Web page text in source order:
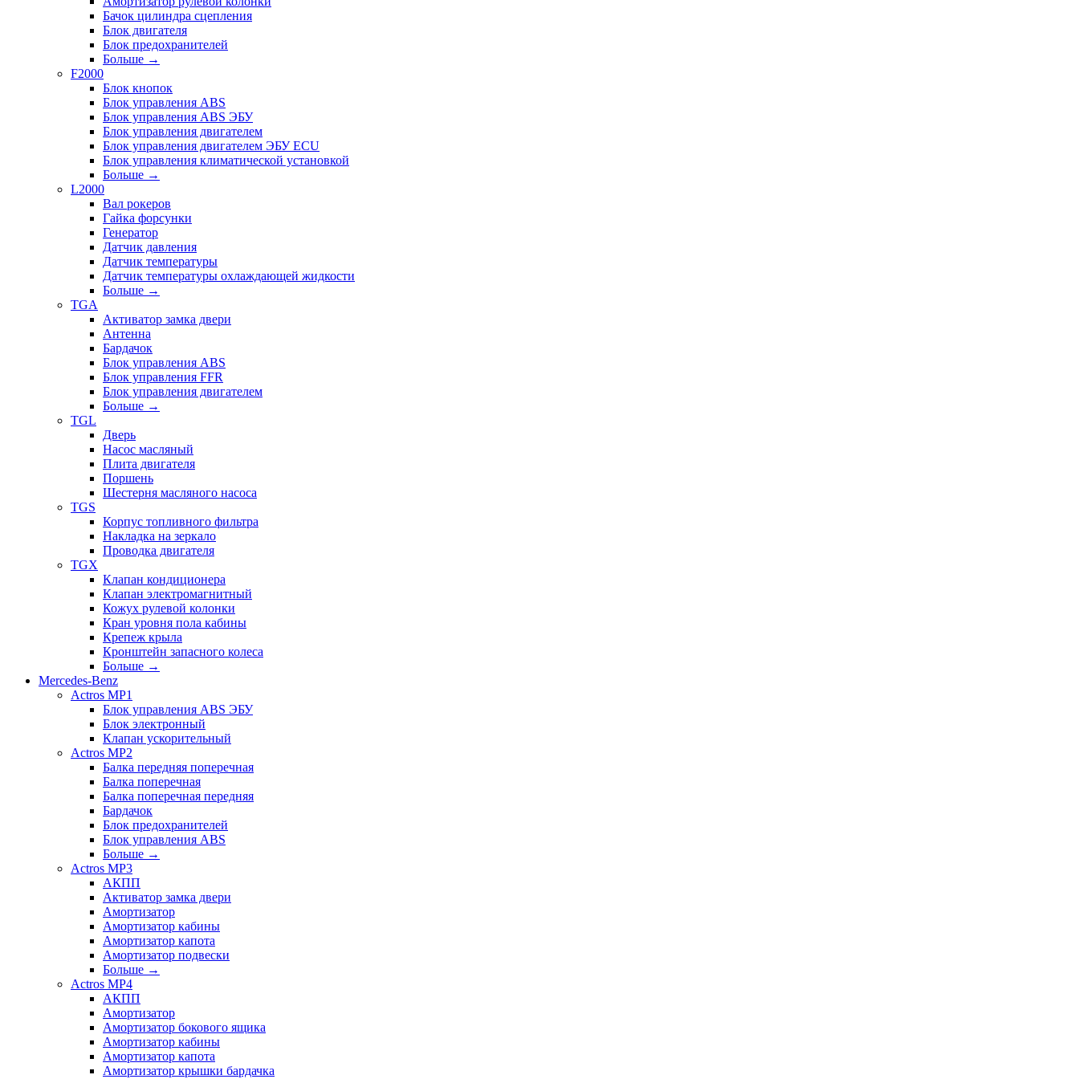
Бачок цилиндра сцепления
Блок двигателя
Блок предохранителей
Больше →
F2000
Блок кнопок
Блок управления ABS
Блок управления ABS ЭБУ
Блок управления двигателем
Блок управления двигателем ЭБУ ECU
Блок управления климатической установкой
Больше →
L2000
Вал рокеров
Гайка форсунки
Генератор
Датчик давления
Датчик температуры
Датчик температуры охлаждающей жидкости
Больше →
TGA
Активатор замка двери
Антенна
Бардачок
Блок управления ABS
Блок управления FFR
Блок управления двигателем
Больше →
TGL
Дверь
Насос масляный
Плита двигателя
Поршень
Шестерня масляного насоса
TGS
Корпус топливного фильтра
Накладка на зеркало
Проводка двигателя
TGX
Клапан кондиционера
Клапан электромагнитный
Кожух рулевой колонки
Кран уровня пола кабины
Крепеж крыла
Кронштейн запасного колеса
Больше →
Mercedes-Benz
Actros MP1
Блок управления ABS ЭБУ
Блок электронный
Клапан ускорительный
Actros MP2
Балка передняя поперечная
Балка поперечная
Балка поперечная передняя
Бардачок
Блок предохранителей
Блок управления ABS
Больше →
Actros MP3
АКПП
Активатор замка двери
Амортизатор
Амортизатор кабины
Амортизатор капота
Амортизатор подвески
Больше →
Actros MP4
АКПП
Амортизатор
Амортизатор бокового ящика
Амортизатор кабины
Амортизатор капота
Амортизатор крышки бардачка